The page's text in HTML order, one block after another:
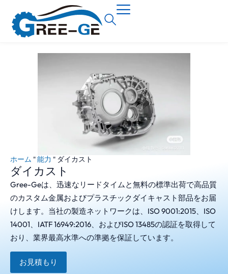
ホーム "能力 " ダイカスト
ダイカスト
Gree-Geは、迅速なリードタイムと無料の標準出荷で高品質
のカスタム金属およびプラスチックダイキャスト部品をお届
けします。当社の製造ネットワークは、ISO 9001:2015、ISO
14001、IATF 16949:2016、およびISO 13485の認証を取得して
おり、業界最高水準への準拠を保証しています。
お見積もり